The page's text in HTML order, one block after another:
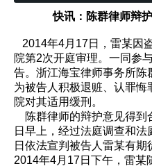
快讯：陈群律师辩
2014年4月17日，雷某因
院第2次开庭审理。一同参
告。浙江海宝律师事务所陈
为被告人积极退赃、认罪
院对其适用缓刑。
陈群律师的辩护意见得到
日早上，经过法庭调查和
日依法宣判被告人雷某有
2014年4月17日下午，雷某